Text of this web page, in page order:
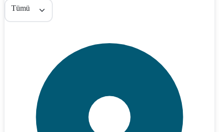
Tümü